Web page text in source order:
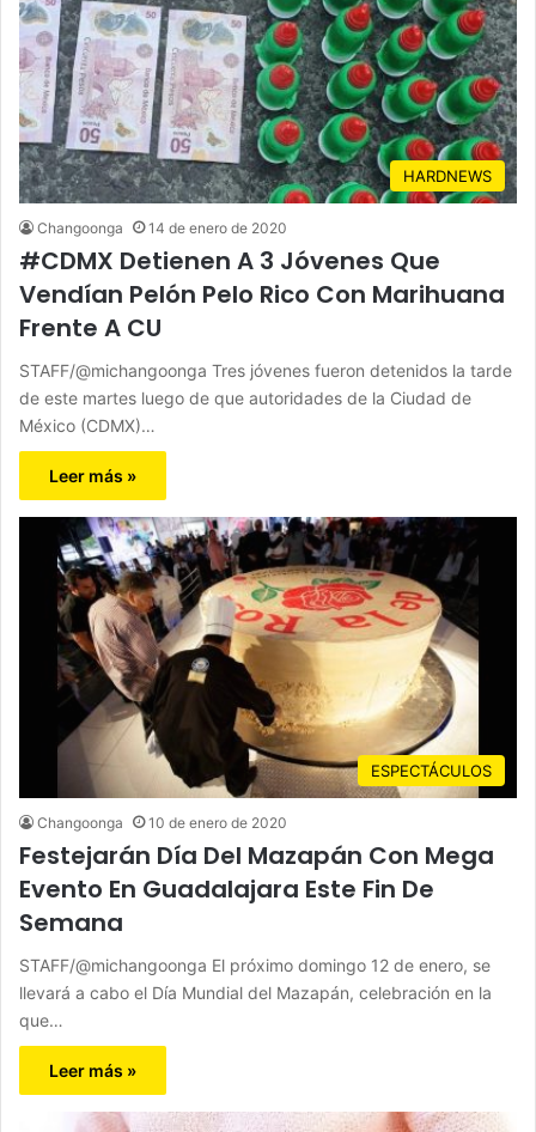
HARDNEWS
Changoonga 14 de enero de 2020
#CDMX Detienen A 3 Jóvenes Que
Vendían Pelón Pelo Rico Con Marihuana
Frente A CU
STAFF/@michangoonga Tres jóvenes fueron detenidos la tarde
de este martes luego de que autoridades de la Ciudad de
México (CDMX)…
Leer más »
ESPECTÁCULOS
Changoonga 10 de enero de 2020
Festejarán Día Del Mazapán Con Mega
Evento En Guadalajara Este Fin De
Semana
STAFF/@michangoonga El próximo domingo 12 de enero, se
llevará a cabo el Día Mundial del Mazapán, celebración en la
que…
Leer más »